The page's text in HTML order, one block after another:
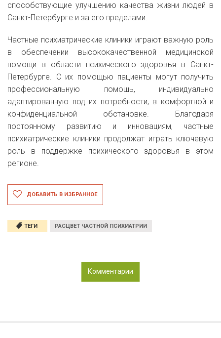
способствующие улучшению качества жизни людей в
Санкт-Петербурге и за его пределами.
Частные психиатрические клиники играют важную роль
в обеспечении высококачественной медицинской
помощи в области психического здоровья в Санкт-
Петербурге. С их помощью пациенты могут получить
профессиональную помощь, индивидуально
адаптированную под их потребности, в комфортной и
конфиденциальной обстановке. Благодаря
постоянному развитию и инновациям, частные
психиатрические клиники продолжат играть ключевую
роль в поддержке психического здоровья в этом
регионе.
ДОБАВИТЬ В ИЗБРАННОЕ
ТЕГИ РАСЦВЕТ ЧАСТНОЙ ПСИХИАТРИИ
Комментарии